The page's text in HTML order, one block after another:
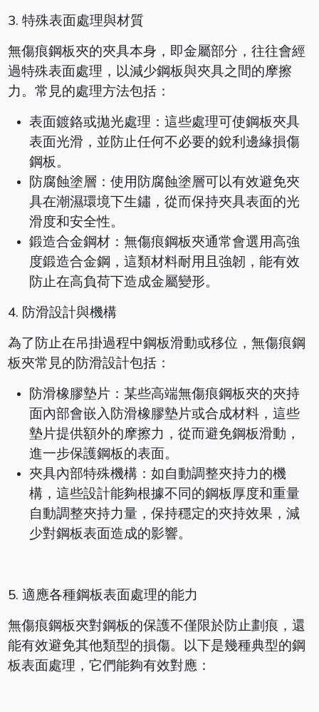
3. 特殊表面處理與材質
無傷痕鋼板夾的夾具本身，即金屬部分，往往會經
過特殊表面處理，以減少鋼板與夾具之間的摩擦
力。常見的處理方法包括：
表面鍍鉻或拋光處理：這些處理可使鋼板夾具
表面光滑，並防止任何不必要的銳利邊緣損傷
鋼板。
防腐蝕塗層：使用防腐蝕塗層可以有效避免夾
具在潮濕環境下生鏽，從而保持夾具表面的光
滑度和安全性。
鍛造合金鋼材：無傷痕鋼板夾通常會選用高強
度鍛造合金鋼，這類材料耐用且強韌，能有效
防止在高負荷下造成金屬變形。
4. 防滑設計與機構
為了防止在吊掛過程中鋼板滑動或移位，無傷痕鋼
板夾常見的防滑設計包括：
防滑橡膠墊片：某些高端無傷痕鋼板夾的夾持
面內部會嵌入防滑橡膠墊片或合成材料，這些
墊片提供額外的摩擦力，從而避免鋼板滑動，
進一步保護鋼板的表面。
夾具內部特殊機構：如自動調整夾持力的機
構，這些設計能夠根據不同的鋼板厚度和重量
自動調整夾持力量，保持穩定的夾持效果，減
少對鋼板表面造成的影響。
5. 適應各種鋼板表面處理的能力
無傷痕鋼板夾對鋼板的保護不僅限於防止劃痕，還
能有效避免其他類型的損傷。以下是幾種典型的鋼
板表面處理，它們能夠有效對應：